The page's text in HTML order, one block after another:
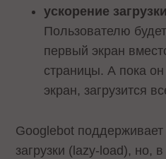
ускорение
Пользователю
первый экран
страницы. А пока
экран, загрузится
Googlebot
загрузки (lazy-load), но,